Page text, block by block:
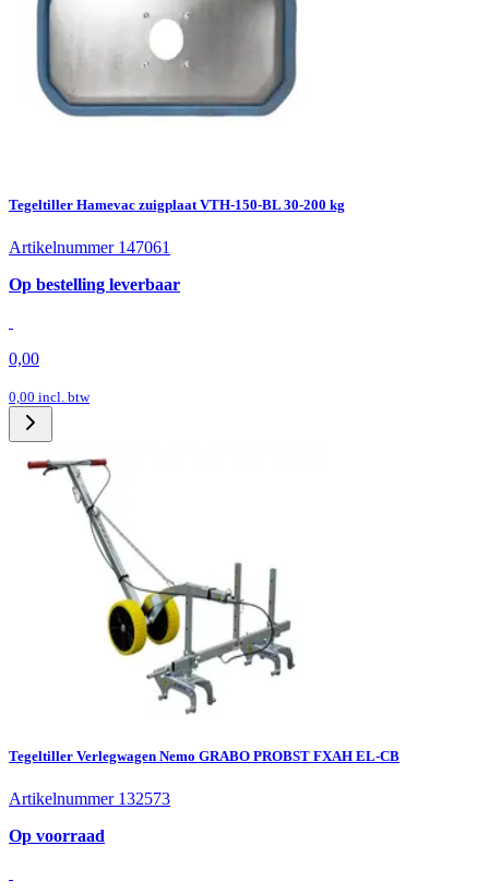
Tegeltiller Hamevac zuigplaat VTH-150-BL 30-200 kg
Artikelnummer 147061
Op bestelling leverbaar
0,00
0,00 incl. btw
Tegeltiller Verlegwagen Nemo GRABO PROBST FXAH EL-CB
Artikelnummer 132573
Op voorraad